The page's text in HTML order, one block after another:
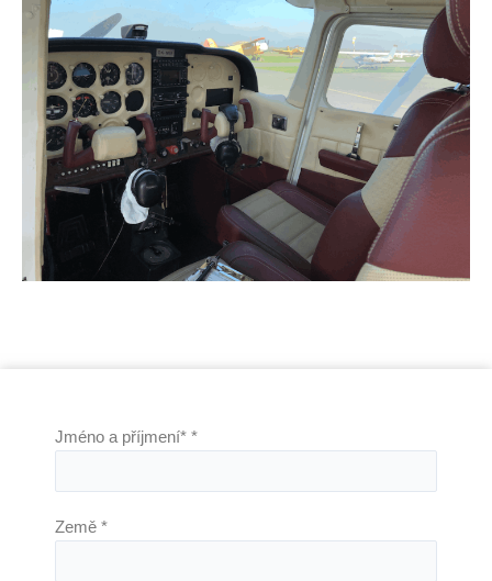
Jméno a příjmení* *
Země *